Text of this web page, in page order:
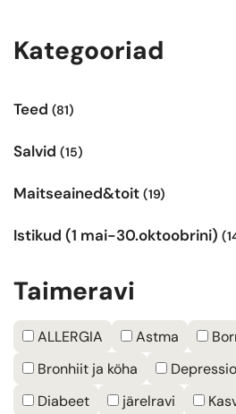
Kategooriad
Teed (81)
Salvid (15)
Maitseained&toit (19)
Istikud (1 mai-30.oktoobrini)
Taimeravi
ALLERGIA Astma
Bronhiit ja köha
Diabeet
järelravi